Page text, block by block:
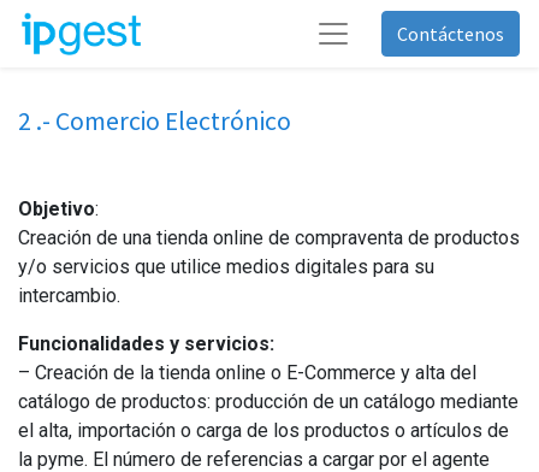
Contáctenos
2 .- Comercio Electrónico
Objetivo:
Creación de una tienda online de compraventa de productos
y/o servicios que utilice medios digitales para su
intercambio.
Funcionalidades y servicios:
– Creación de la tienda online o E-Commerce y alta del
catálogo de productos: producción de un catálogo mediante
el alta, importación o carga de los productos o artículos de
la pyme. El número de referencias a cargar por el agente